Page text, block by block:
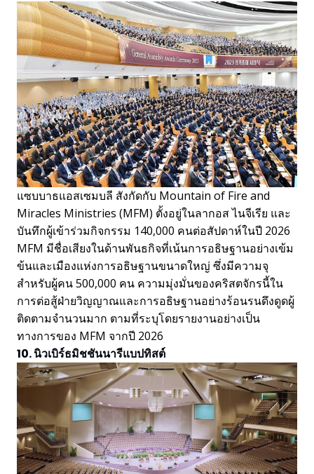
แซบบาธแอสเซมบลี สังกัดกับ Mountain of Fire and
Miracles Ministries (MFM) ตั้งอยู่ในลากอส ไนจีเรีย และ
บันทึกผู้เข้าร่วมกิจกรรม 140,000 คนต่อสัปดาห์ในปี 2026
MFM มีชื่อเสียงในด้านพันธกิจที่เน้นการอธิษฐานอย่างเข้ม
ข้นและเมืองแห่งการอธิษฐานขนาดใหญ่ ซึ่งมีความจุ
สำหรับผู้คน 500,000 คน ความมุ่งมั่นของคริสตจักรนี้ใน
การต่อสู้ฝ่ายวิญญาณและการอธิษฐานอย่างร้อนรนดึงดูดผู้
ติดตามจำนวนมาก ตามที่ระบุโดยรายงานอย่างเป็น
ทางการของ MFM จากปี 2026
10. นิวเบิร์ธมิชชันนารีแบปทิสต์